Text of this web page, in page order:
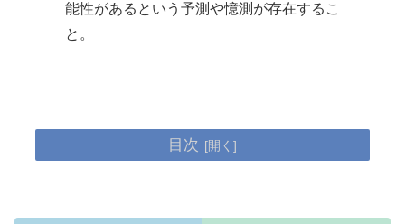
能性があるという予測や憶測が存在するこ
と。
目次